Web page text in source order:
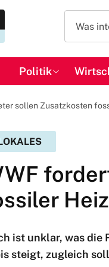
Politik
sollen Zusatzkosten
ist unklar, was die
steigt, zugleich